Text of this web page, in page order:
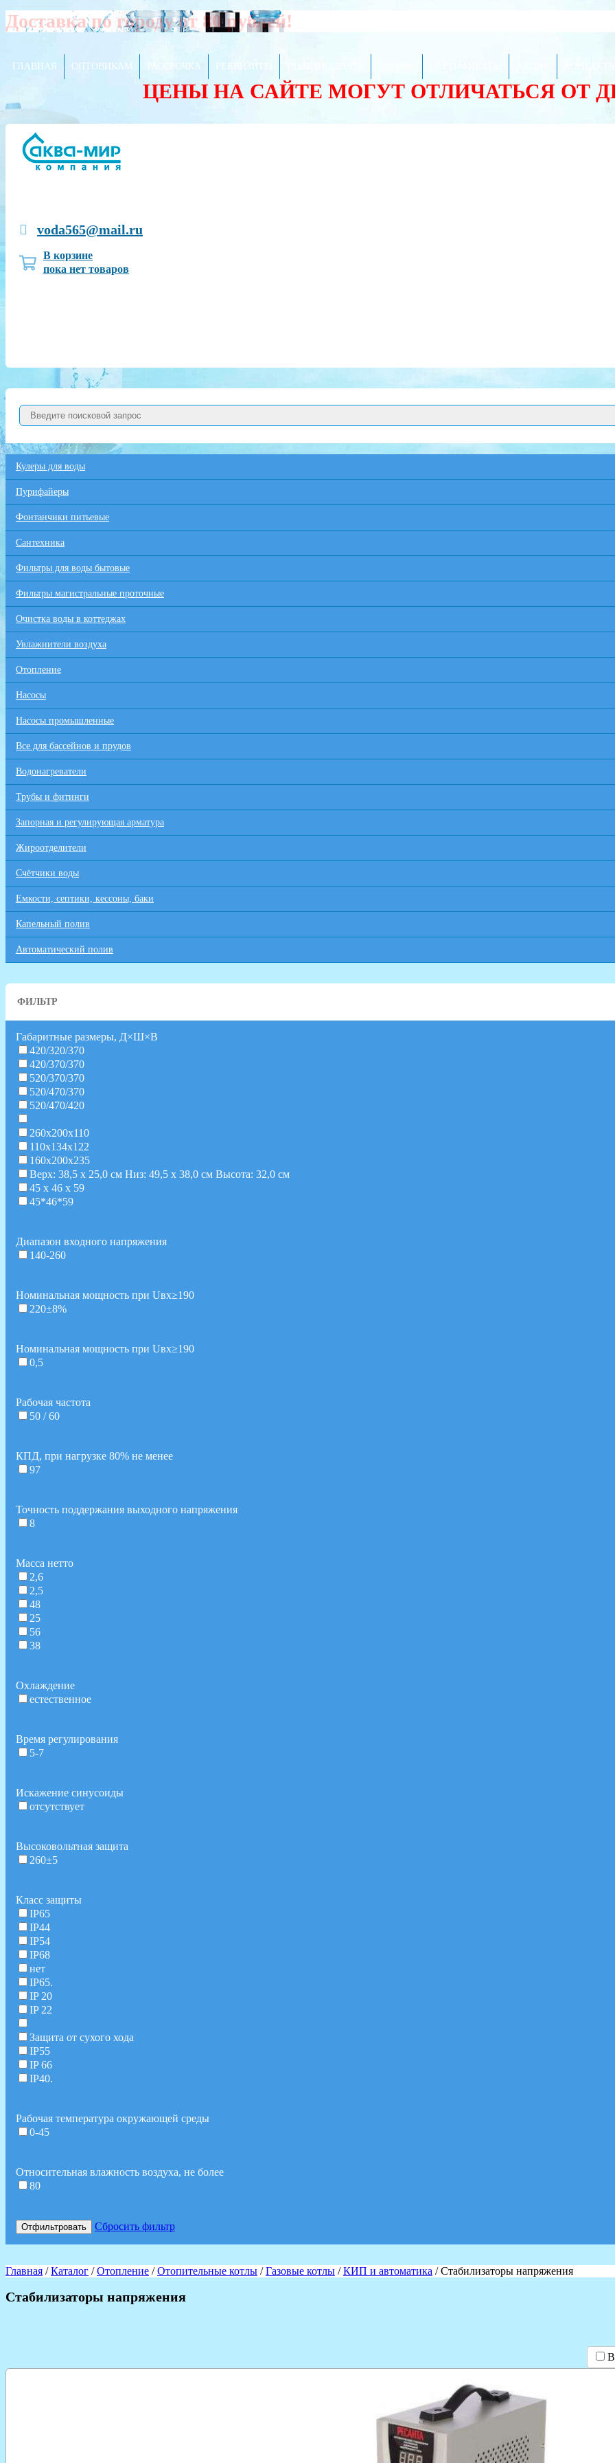
Доставка по городу от 80 рублей!
ГЛАВНАЯ ОПТОВИКАМ РАССРОЧКА РЕКВИЗИТЫ
ЦЕНЫ НА САЙТЕ МОГУТ ОТЛИЧАТЬСЯ ОТ
voda565@mail.ru
В корзине
пока нет товаров
Кулеры для воды
Пурифайеры
Фонтанчики питьевые
Сантехника
Фильтры для воды бытовые
Фильтры магистральные проточные
Очистка воды в коттеджах
Увлажнители воздуха
Отопление
Насосы
Насосы промышленные
Все для бaссейнов и прудов
Водонагреватели
Трубы и фитинги
Запорная и регулирующая арматура
Жироотделители
Счётчики воды
Емкости, септики, кессоны, баки
Капельный полив
Автоматический полив
ФИЛЬТР
Габаритные размеры, Д×Ш×В
420/320/370
420/370/370
520/370/370
520/470/370
520/470/420
260х200х110
110x134x122
160х200х235
Верх: 38,5 х 25,0 см Низ: 49,5 х 38,0 см Высота: 32,0 см
45 х 46 х 59
45*46*59
Диапазон входного напряжения
140-260
Номинальная мощность при Uвх≥190
220±8%
Номинальная мощность при Uвх≥190
0,5
Рабочая частота
50 / 60
КПД, при нагрузке 80% не менее
97
Точность поддержания выходного напряжения
8
Масса нетто
2,6
2,5
48
25
56
38
Охлаждение
естественное
Время регулирования
5-7
Искажение синусоиды
отсутствует
Высоковольтная защита
260±5
Класс защиты
IP65
IP44
IP54
IP68
нет
IP65.
IP 20
IP 22
Защита от сухого хода
IP55
IP 66
IP40.
Рабочая температура окружающей среды
0-45
Относительная влажность воздуха, не более
80
Отфильтровать Сбросить фильтр
Главная /Каталог /Отопление /Отопительные котлы /Газовые котлы /КИП и автоматика / Стабилизаторы напряжения
Стабилизаторы напряжения